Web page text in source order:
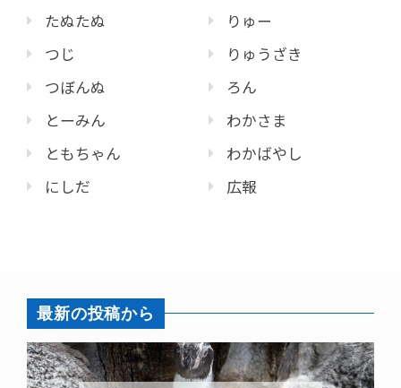
たぬたぬ
つじ
つぼんぬ
とーみん
ともちゃん
にしだ
りゅー
りゅうざき
ろん
わかさま
わかばやし
広報
最新の投稿から